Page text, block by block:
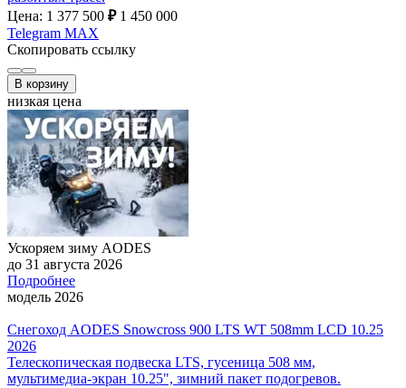
Цена: 1 377 500 ₽ 1 450 000
Telegram MAX
Скопировать ссылку
В корзину
низкая цена
Ускоряем зиму AODES
до 31 августа 2026
Подробнее
модель 2026
Снегоход AODES Snowcross 900 LTS WT 508mm LCD 10.25
2026
Телескопическая подвеска LTS, гусеница 508 мм,
мультимедиа-экран 10.25", зимний пакет подогревов.